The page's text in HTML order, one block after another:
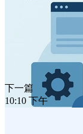
下一篇
10:10 下午